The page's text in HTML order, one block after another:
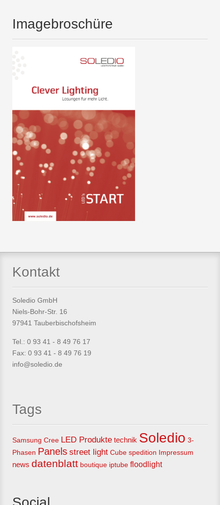
Imagebroschüre
Kontakt
Soledio GmbH
Niels-Bohr-Str. 16
97941 Tauberbischofsheim
Tel.: 0 93 41 - 8 49 76 17
Fax: 0 93 41 - 8 49 76 19
info@soledio.de
Tags
Samsung Cree LED Produkte technik Soledio 3-
Phasen Panels street light Cube spedition Impressum
news datenblatt boutique iptube floodlight